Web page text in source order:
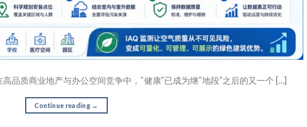
品质商业地产与办公空间竞争中，“健康”已成为继“地段”之后的又一个 […]
Continue reading →